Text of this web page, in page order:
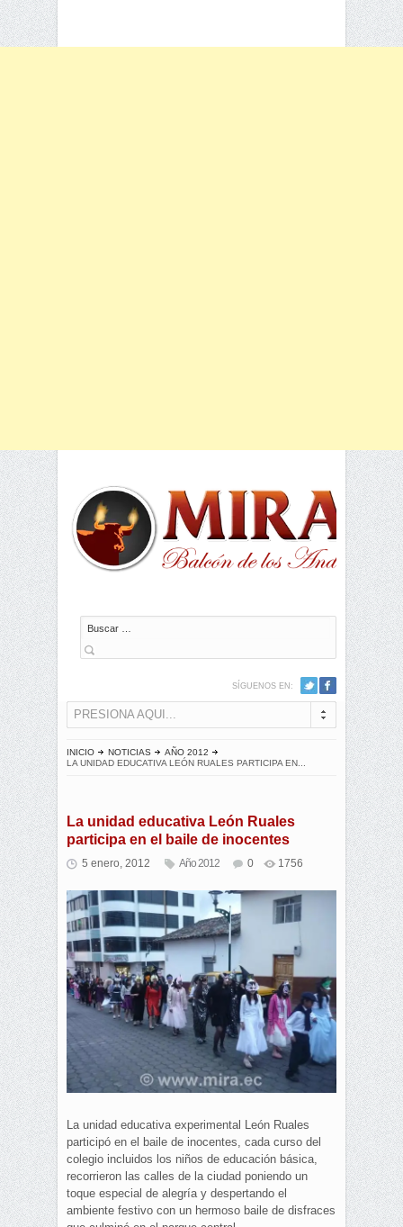
Buscar
SÍGUENOS EN:
PRESIONA AQUI...
INICIO NOTICIAS
AÑO 2012
LA UNIDAD EDUCATIVA LEÓN RUALES PARTICIPA EN...
La unidad educativa León Ruales
participa en el baile de inocentes
5 enero, 2012 Año 2012 0 1756
La unidad educativa experimental León Ruales
participó en el baile de inocentes, cada curso del
colegio incluidos los niños de educación básica,
recorrieron las calles de la ciudad poniendo un
toque especial de alegría y despertando el
ambiente festivo con un hermoso baile de disfraces